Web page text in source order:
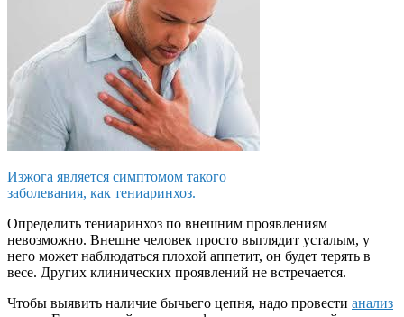
Изжога является симптомом такого
заболевания, как тениаринхоз.
Определить тениаринхоз по внешним проявлениям
невозможно. Внешне человек просто выглядит усталым, у
него может наблюдаться плохой аппетит, он будет терять в
весе. Других клинических проявлений не встречается.
Чтобы выявить наличие бычьего цепня, надо провести анализ